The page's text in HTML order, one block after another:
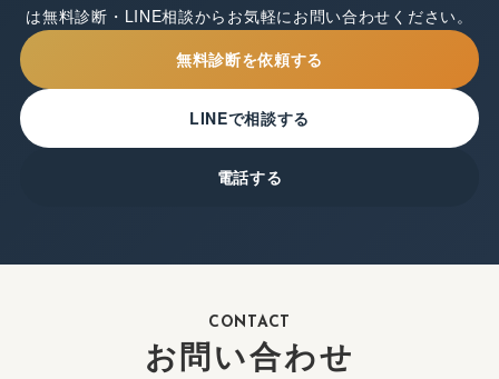
は無料診断・LINE相談からお気軽にお問い合わせください。
無料診断を依頼する
LINEで相談する
電話する
CONTACT
お問い合わせ